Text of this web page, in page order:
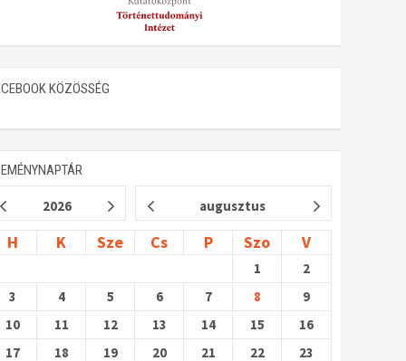
KÖZÖSSÉG
2026 augusztus
H K Sze Cs P Szo V
1
2
3
4 5 6 7 8
9
10
11 12 13 14 15
16
17
18 19 20 21 22
23